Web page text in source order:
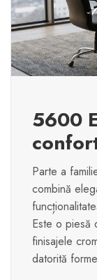
5600
Parte a
combină
Este o piesă
finisajele
datorită